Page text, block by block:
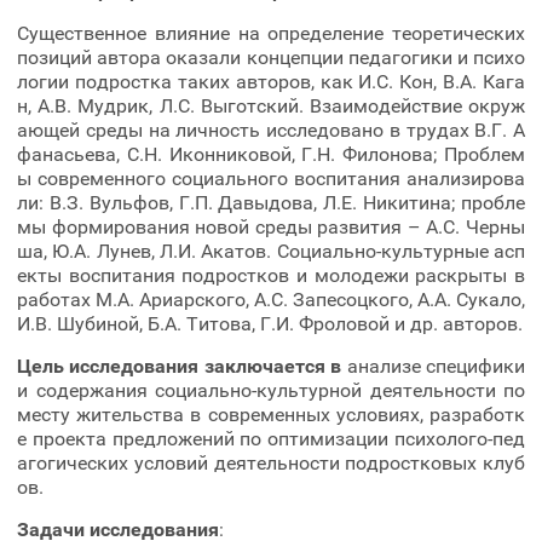
Существенное влияние на определение теоретических
позиций автора оказали концепции педагогики и психо
логии подростка таких авторов, как И.С. Кон, В.А. Кага
н, А.В. Мудрик, Л.С. Выготский. Взаимодействие окруж
ающей среды на личность исследовано в трудах В.Г. А
фанасьева, С.Н. Иконниковой, Г.Н. Филонова; Проблем
ы современного социального воспитания анализирова
ли: В.З. Вульфов, Г.П. Давыдова, Л.Е. Никитина; пробле
мы формирования новой среды развития – А.С. Черны
ша, Ю.А. Лунев, Л.И. Акатов. Социально-культурные асп
екты воспитания подростков и молодежи раскрыты в
работах М.А. Ариарского, А.С. Запесоцкого, А.А. Сукало,
И.В. Шубиной, Б.А. Титова, Г.И. Фроловой и др. авторов.
Цель исследования заключается в анализе специфики
и содержания социально-культурной деятельности по
месту жительства в современных условиях, разработк
е проекта предложений по оптимизации психолого-пед
агогических условий деятельности подростковых клуб
ов.
Задачи исследования: